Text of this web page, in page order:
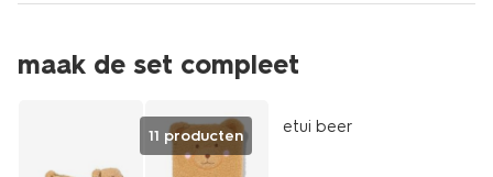
maak de set compleet
11 producten
nieuw
etui beer